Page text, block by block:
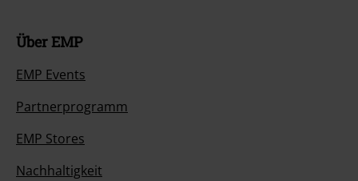
Über EMP
EMP Events
Partnerprogramm
EMP Stores
Nachhaltigkeit